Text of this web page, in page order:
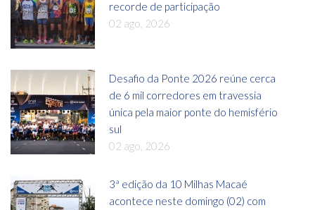
recorde de participação
02 ago, 2026
Desafio da Ponte 2026 reúne cerca
de 6 mil corredores em travessia
única pela maior ponte do hemisfério
sul
02 ago, 2026
3ª edição da 10 Milhas Macaé
acontece neste domingo (02) com